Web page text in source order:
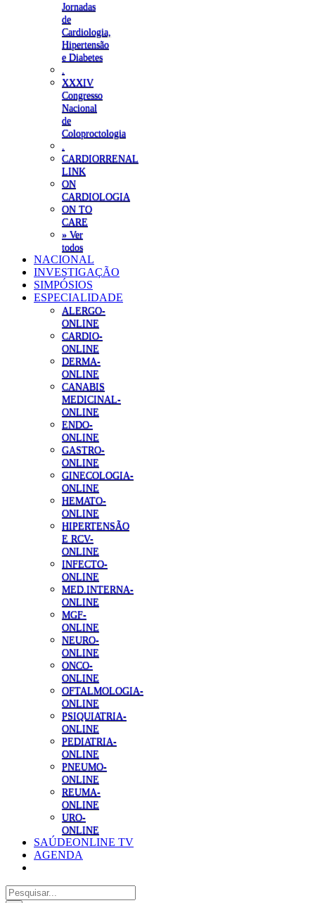
Jornadas
de
Cardiologia,
Hipertensão
e Diabetes
XXXIV
Congresso
Nacional
de
Coloproctologia
CARDIORRENAL
LINK
ON
CARDIOLOGIA
ON TO
CARE
» Ver
todos
NACIONAL
INVESTIGAÇÃO
SIMPÓSIOS
ESPECIALIDADE
ALERGO-
ONLINE
CARDIO-
ONLINE
DERMA-
ONLINE
CANABIS
MEDICINAL-
ONLINE
ENDO-
ONLINE
GASTRO-
ONLINE
GINECOLOGIA-
ONLINE
HEMATO-
ONLINE
HIPERTENSÃO
E RCV-
ONLINE
INFECTO-
ONLINE
MED.INTERNA-
ONLINE
MGF-
ONLINE
NEURO-
ONLINE
ONCO-
ONLINE
OFTALMOLOGIA-
ONLINE
PSIQUIATRIA-
ONLINE
PEDIATRIA-
ONLINE
PNEUMO-
ONLINE
REUMA-
ONLINE
URO-
ONLINE
SAÚDEONLINE TV
AGENDA
Pesquisar